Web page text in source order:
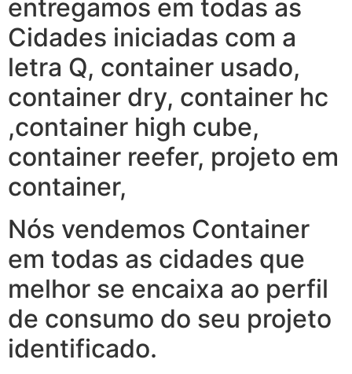
entregamos em todas as
Cidades iniciadas com a
letra Q, container usado,
container dry, container hc
,container high cube,
container reefer, projeto em
container,
Nós vendemos Container
em todas as cidades que
melhor se encaixa ao perfil
de consumo do seu projeto
identificado.